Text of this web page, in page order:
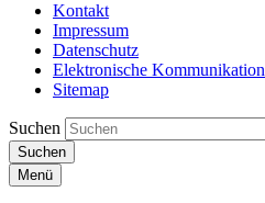
Kontakt
Impressum
Datenschutz
Elektronische Kommunikation
Sitemap
Suchen
Suchen
Menü